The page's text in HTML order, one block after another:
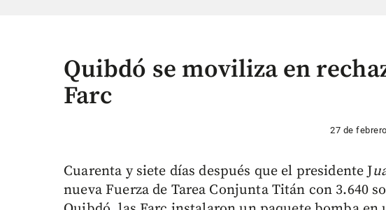
Quibdó se moviliza en
Farc
27 de
Cuarenta y siete días después que el presidente J
nueva Fuerza de Tarea Conjunta Titán con 3.640